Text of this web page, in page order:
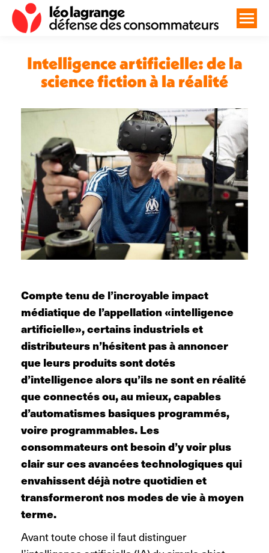
Intelligence artificielle: de la
science fiction à la réalité
Compte tenu de l’incroyable impact
médiatique de l’appellation «intelligence
artificielle», certains industriels et
distributeurs n’hésitent pas à annoncer
que leurs produits sont dotés
d’intelligence alors qu’ils ne sont en réalité
que connectés ou, au mieux, capables
d’automatismes basiques programmés,
voire programmables. Les
consommateurs ont besoin d’y voir plus
clair sur ces avancées technologiques qui
envahissent déjà notre quotidien et
transformeront nos modes de vie à moyen
terme.
Avant toute chose il faut distinguer